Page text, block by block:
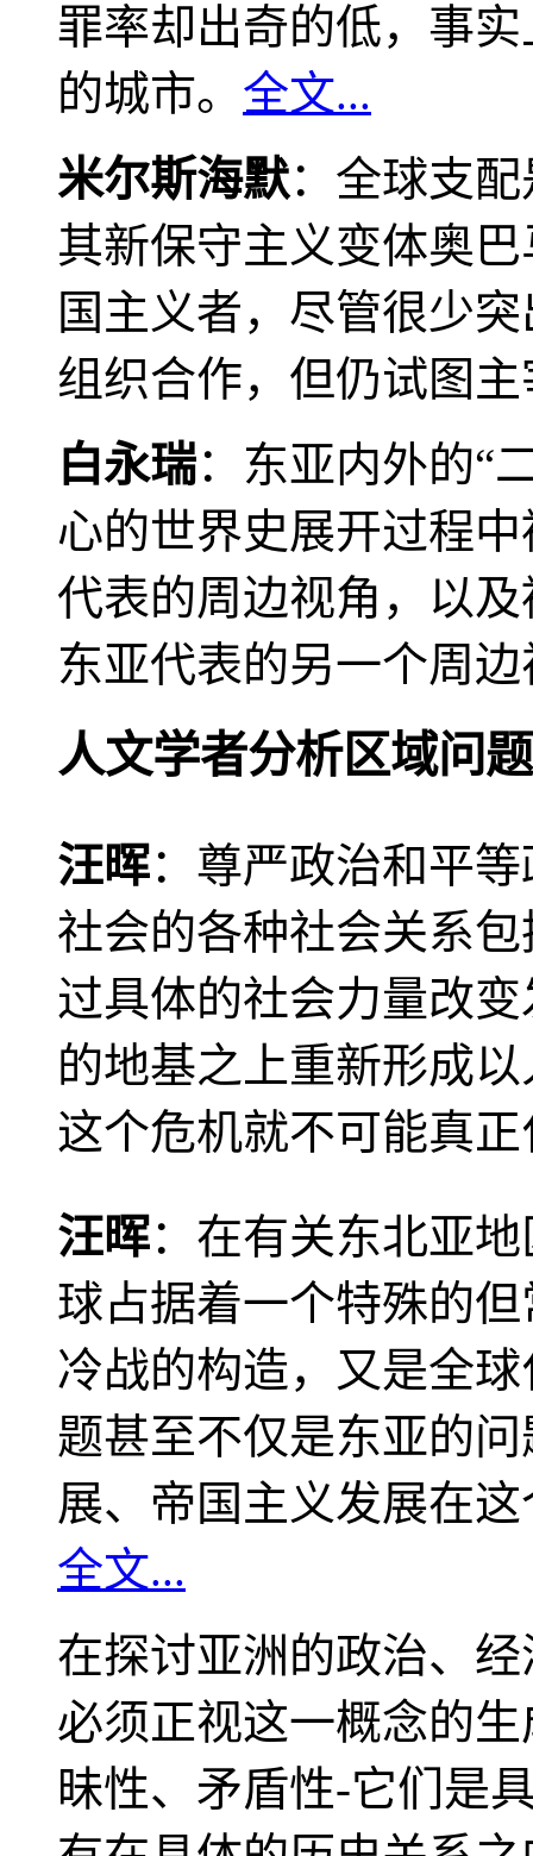
罪率却出奇的低，事
的城市。 全文...
米尔斯海默：全球支
其新保守主义变体奥
国主义者，尽管很少
组织合作，但仍试图
白永瑞：东亚内外的“
心的世界史展开过程
代表的周边视角，以
东亚代表的另一个周
人文学者分析区域问题
汪晖：尊严政治和平
社会的各种社会关系
过具体的社会力量改
的地基之上重新形成
这个危机就不可能真
汪晖：在有关东北亚
球占据着一个特殊的
冷战的构造，又是全
题甚至不仅是东亚的
展、帝国主义发展在
全文...
在探讨亚洲的政治、
必须正视这一概念的
昧性、矛盾性-它们是